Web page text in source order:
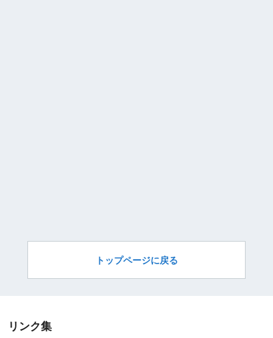
トップページに戻る
リンク集